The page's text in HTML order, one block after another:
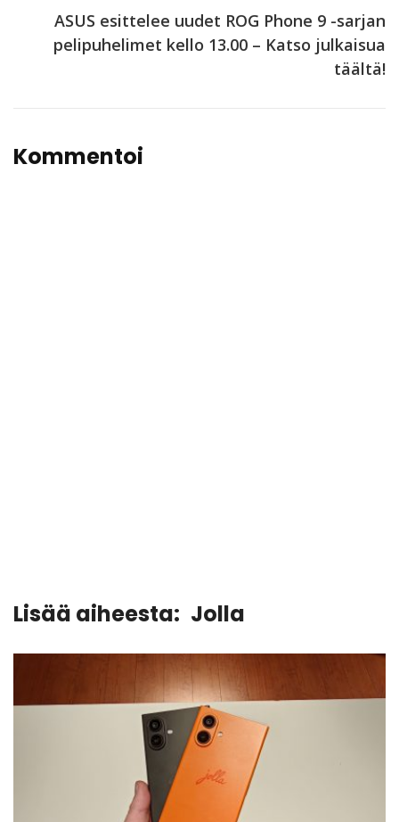
ASUS esittelee uudet ROG Phone 9 -sarjan
pelipuhelimet kello 13.00 – Katso julkaisua
täältä!
Kommentoi
Lisää aiheesta: Jolla